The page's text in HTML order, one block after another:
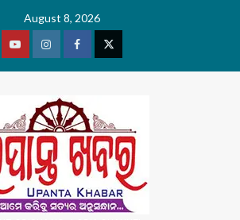
August 8, 2026
YoutubeVimeoFacebookTwitter